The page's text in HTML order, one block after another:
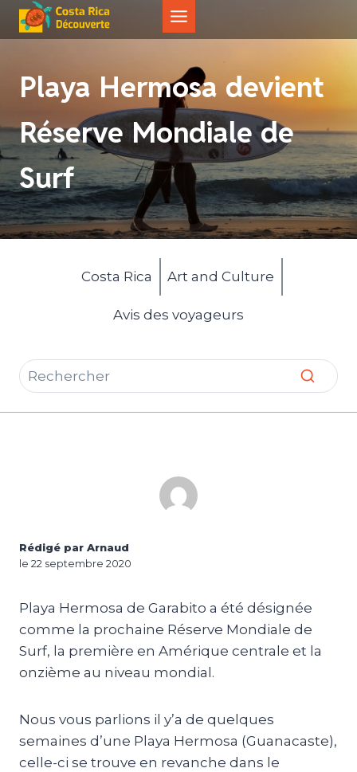
Aller
Playa Hermosa devient
Réserve Mondiale de
Surf
Costa Rica Art and Culture
Avis des voyageurs
Rédigé par Arnaud
le 22 septembre 2020
Playa Hermosa de Garabito a été désignée
comme la prochaine Réserve Mondiale de
Surf, la première en Amérique centrale et la
onzième au niveau mondial.
Nous vous parlions il y’a de quelques
semaines d’une Playa Hermosa (Guanacaste),
celle-ci se trouve en revanche dans le